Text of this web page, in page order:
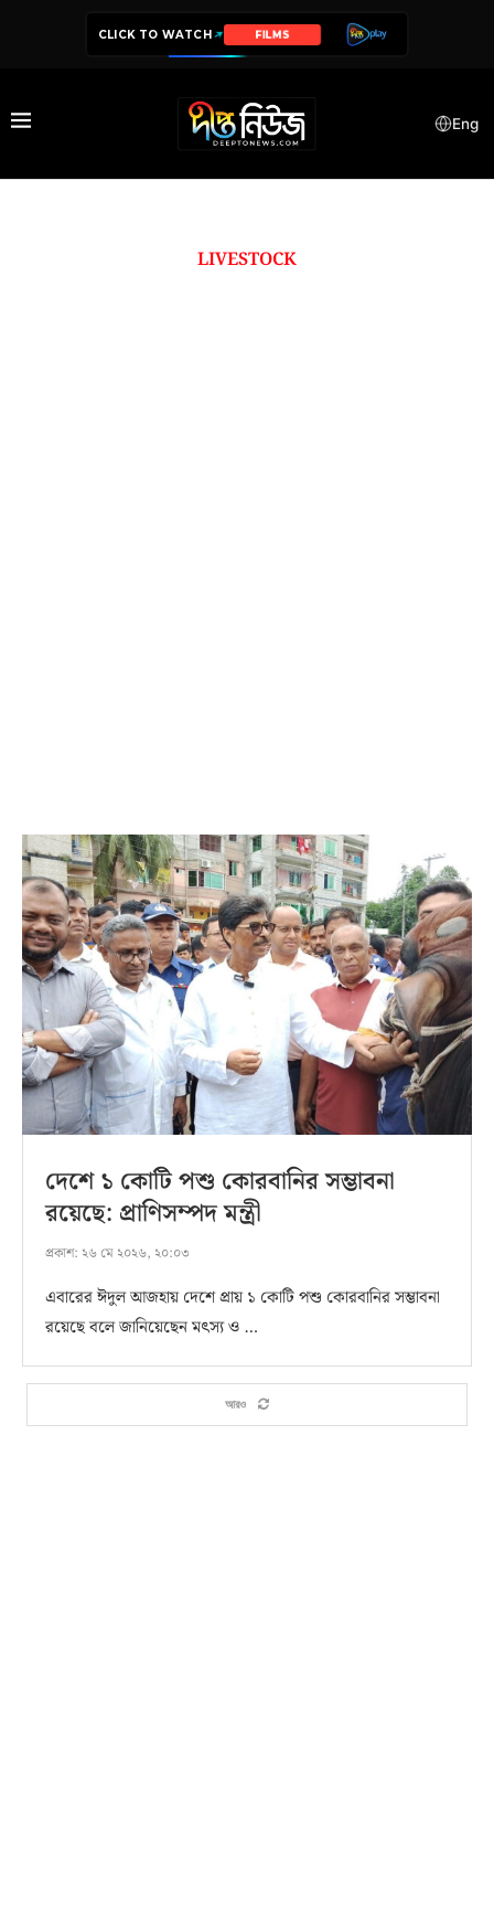
CLICK TO WATCH FILMS
Eng
LIVESTOCK
দেশে ১ কোটি পশু কোরবানির সম্ভাবনা
রয়েছে: প্রাণিসম্পদ মন্ত্রী
প্রকাশ: ২৬ মে ২০২৬, ২০:০৩
এবারের ঈদুল আজহায় দেশে প্রায় ১ কোটি পশু কোরবানির সম্ভাবনা
রয়েছে বলে জানিয়েছেন মৎস্য ও …
আরও